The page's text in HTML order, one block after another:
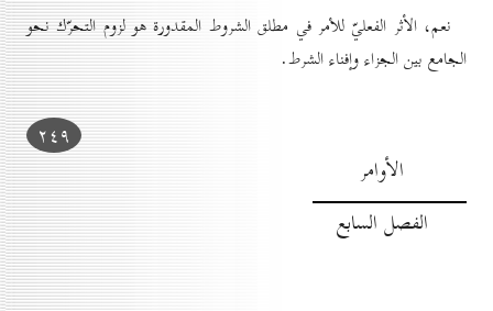
نعم، الأثر الفعليّ للأمر في مطلق الشروط المقدورة هو لزوم التحرّك نحو
الجامع بين الجزاء وإفناء الشرط.
۲٤۹
الأوامر
الفصل السابع